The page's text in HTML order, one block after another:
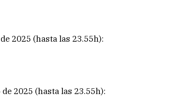
2025 (hasta las 23.55h):
2025 (hasta las 23.55h):